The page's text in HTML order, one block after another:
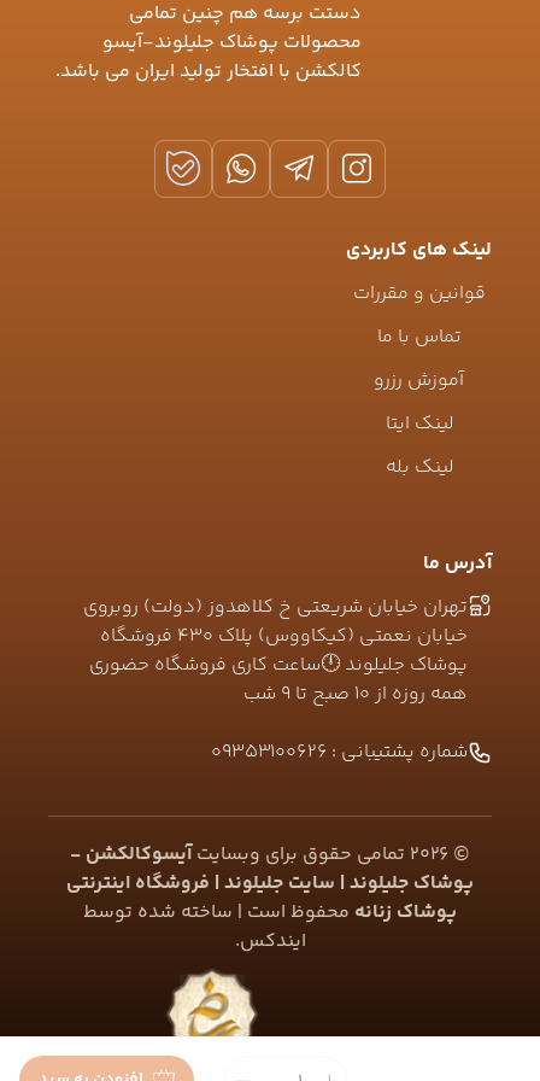
دستت برسه هم چنین تمامی
محصولات پوشاک جلیلوند-آیسو
کالکشن با افتخار تولید ایران می باشد.
لینک های کاربردی
قوانین و مقررات
تماس با ما
آموزش رزرو
لینک ایتا
لینک بله
آدرس ما
تهران خیابان شریعتی خ کلاهدوز (دولت) روبروی
خیابان نعمتی (کیکاووس) پلاک ۴۳۰ فروشگاه
پوشاک جلیلوند 🕛ساعت کاری فروشگاه حضوری
همه روزه از ۱۰ صبح تا ۹ شب
شماره پشتیبانی : 09353100626
©
2026 تمامی حقوق برای وبسایتآیسوکالکشن -
پوشاک جلیلوند | سایت جلیلوند | فروشگاه اینترنتی
پوشاک زنانه محفوظ است | ساخته شده توسط
ایندکس.